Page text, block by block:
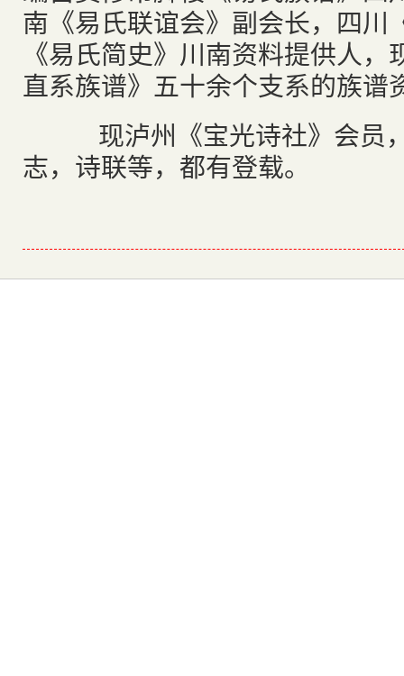
南《易氏联谊会》副会长，四
《易氏简史》川南资料提供人
直系族谱》五十余个支系的族谱
现泸州《宝光诗社》会员
志，诗联等，都有登载。